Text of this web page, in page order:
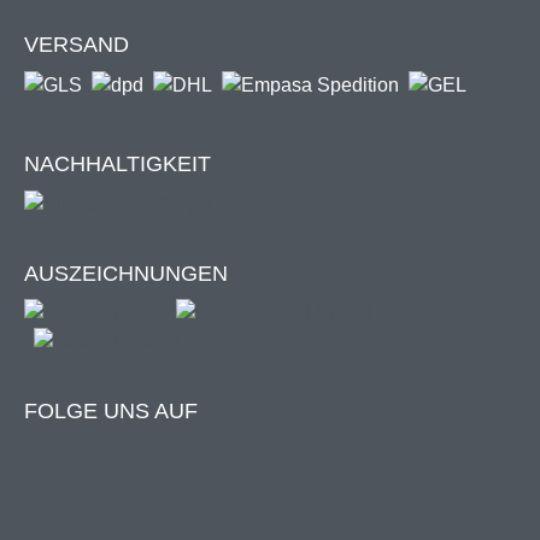
Zum Produkt
VERSAND
NACHHALTIGKEIT
AUSZEICHNUNGEN
FOLGE UNS AUF